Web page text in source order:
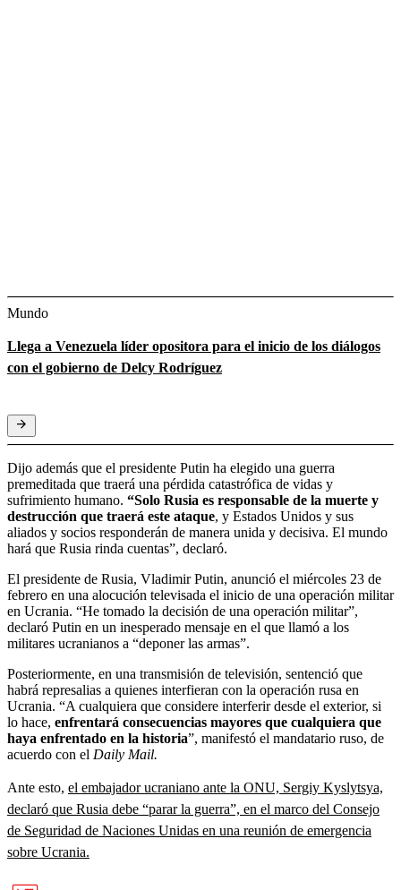
Mundo
Llega a Venezuela líder opositora para el inicio de los diálogos
con el gobierno de Delcy Rodríguez
Dijo además que el presidente Putin ha elegido una guerra
premeditada que traerá una pérdida catastrófica de vidas y
sufrimiento humano. “Solo Rusia es responsable de la muerte y
destrucción que traerá este ataque, y Estados Unidos y sus
aliados y socios responderán de manera unida y decisiva. El mundo
hará que Rusia rinda cuentas”, declaró.
El presidente de Rusia, Vladimir Putin, anunció el miércoles 23 de
febrero en una alocución televisada el inicio de una operación militar
en Ucrania. “He tomado la decisión de una operación militar”,
declaró Putin en un inesperado mensaje en el que llamó a los
militares ucranianos a “deponer las armas”.
Posteriormente, en una transmisión de televisión, sentenció que
habrá represalias a quienes interfieran con la operación rusa en
Ucrania. “A cualquiera que considere interferir desde el exterior, si
lo hace, enfrentará consecuencias mayores que cualquiera que
haya enfrentado en la historia”, manifestó el mandatario ruso, de
acuerdo con el Daily Mail.
Ante esto, el embajador ucraniano ante la ONU, Sergiy Kyslytsya,
declaró que Rusia debe “parar la guerra”, en el marco del Consejo
de Seguridad de Naciones Unidas en una reunión de emergencia
sobre Ucrania.